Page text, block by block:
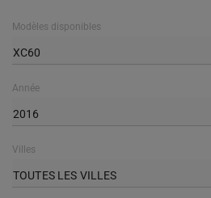
Modèles disponibles
XC60
Année
2016
Villes
TOUTES LES VILLES